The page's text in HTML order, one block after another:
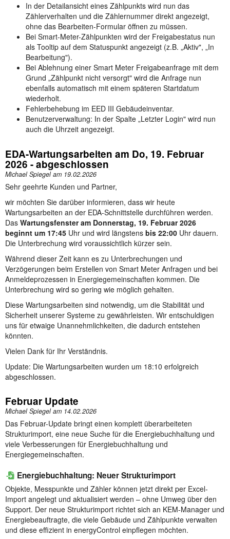
In der Detailansicht eines Zählpunkts wird nun das
Zählerverhalten und die Zählernummer direkt angezeigt,
ohne das Bearbeiten-Formular öffnen zu müssen.
Bei Smart-Meter-Zählpunkten wird der Freigabestatus nun
als Tooltip auf dem Statuspunkt angezeigt (z.B. „Aktiv", „In
Bearbeitung").
Bei Ablehnung einer Smart Meter Freigabeanfrage mit dem
Grund „Zählpunkt nicht versorgt" wird die Anfrage nun
ebenfalls automatisch mit einem späteren Startdatum
wiederholt.
Fehlerbehebung im EED III Gebäudeinventar.
Benutzerverwaltung: In der Spalte „Letzter Login" wird nun
auch die Uhrzeit angezeigt.
EDA-Wartungsarbeiten am Do, 19. Februar
2026 - abgeschlossen
Michael Spiegel am 19.02.2026
Sehr geehrte Kunden und Partner,
wir möchten Sie darüber informieren, dass wir heute
Wartungsarbeiten an der EDA-Schnittstelle durchführen werden.
Das Wartungsfenster am Donnerstag, 19. Februar 2026
beginnt um 17:45 Uhr und wird längstens bis 22:00 Uhr dauern.
Die Unterbrechung wird voraussichtlich kürzer sein.
Während dieser Zeit kann es zu Unterbrechungen und
Verzögerungen beim Erstellen von Smart Meter Anfragen und bei
Anmeldeprozessen in Energiegemeinschaften kommen. Die
Unterbrechung wird so gering wie möglich gehalten.
Diese Wartungsarbeiten sind notwendig, um die Stabilität und
Sicherheit unserer Systeme zu gewährleisten. Wir entschuldigen
uns für etwaige Unannehmlichkeiten, die dadurch entstehen
könnten.
Vielen Dank für Ihr Verständnis.
Update: Die Wartungsarbeiten wurden um 18:10 erfolgreich
abgeschlossen.
Februar Update
Michael Spiegel am 14.02.2026
Das Februar-Update bringt einen komplett überarbeiteten
Strukturimport, eine neue Suche für die Energiebuchhaltung und
viele Verbesserungen für Energiebuchhaltung und
Energiegemeinschaften.
Energiebuchhaltung: Neuer Strukturimport
Objekte, Messpunkte und Zähler können jetzt direkt per Excel-
Import angelegt und aktualisiert werden – ohne Umweg über den
Support. Der neue Strukturimport richtet sich an KEM-Manager und
Energiebeauftragte, die viele Gebäude und Zählpunkte verwalten
und diese effizient in energyControl einpflegen möchten.